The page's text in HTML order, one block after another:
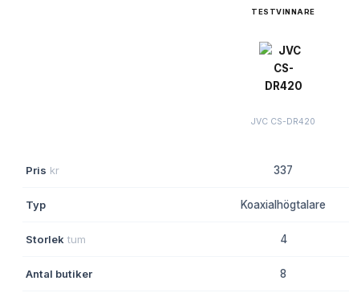
TESTVINNARE
JVC CS-DR420
Pris kr 337
Typ Koaxialhögtalare
Storlek tum 4
Antal butiker 8